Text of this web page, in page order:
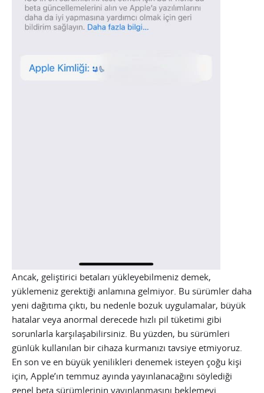
Ancak, geliştirici betaları yükleyebilmeniz demek,
yüklemeniz gerektiği anlamına gelmiyor. Bu sürümler daha
yeni dağıtıma çıktı, bu nedenle bozuk uygulamalar, büyük
hatalar veya anormal derecede hızlı pil tüketimi gibi
sorunlarla karşılaşabilirsiniz. Bu yüzden, bu sürümleri
günlük kullanılan bir cihaza kurmanızı tavsiye etmiyoruz.
En son ve en büyük yenilikleri denemek isteyen çoğu kişi
için, Apple’ın temmuz ayında yayınlanacağını söylediği
genel beta sürümlerinin yayınlanmasını beklemeyi